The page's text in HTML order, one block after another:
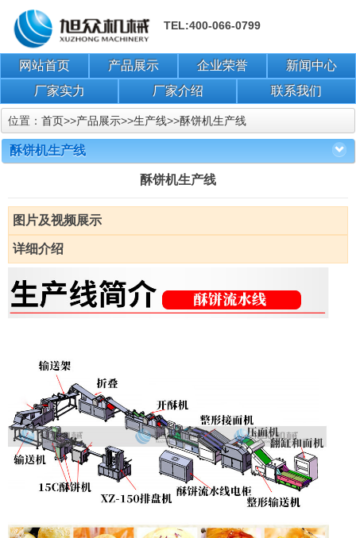
TEL:400-066-0799
网站首页 产品展示 企业荣誉
新闻中心
厂家实力
厂家介绍 联系我们
位置： 首页>>产品展示>>生产线>>酥饼机生产线
酥饼机生产线
酥饼机生产线
图片及视频展示
详细介绍